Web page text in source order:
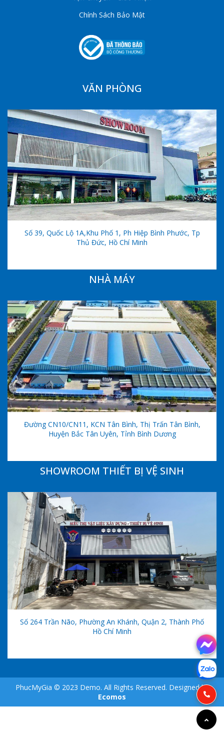
Chính Sách Bảo Mật
VĂN PHÒNG
Số 39, Quốc Lộ 1A,khu Phố 1, Ph Hiệp Bình Phước, Tp
Thủ Đức, Hồ Chí Minh
NHÀ MÁY
Đường CN10/CN11, KCN Tân Bình, Thị Trấn Tân Bình,
Huyện Bắc Tân Uyên, Tỉnh Bình Dương
SHOWROOM THIẾT BỊ VỆ SINH
Số 264 Trần Não, Phường An Khánh, Quận 2, Thành Phố
Hồ Chí Minh
PhucMyGia © 2023 Demo. All Rights Reserved. Designed by
Ecomos